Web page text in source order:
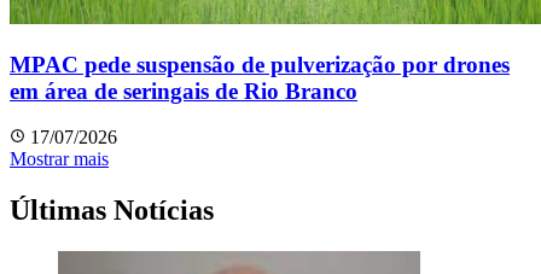
MPAC pede suspensão de pulverização por drones
em área de seringais de Rio Branco
17/07/2026
Mostrar mais
Últimas Notícias